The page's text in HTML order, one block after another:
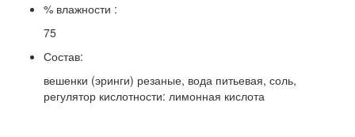
% влажности :
75
Состав:
вешенки (эринги) резаные, вода питьевая, соль,
регулятор кислотности: лимонная кислота